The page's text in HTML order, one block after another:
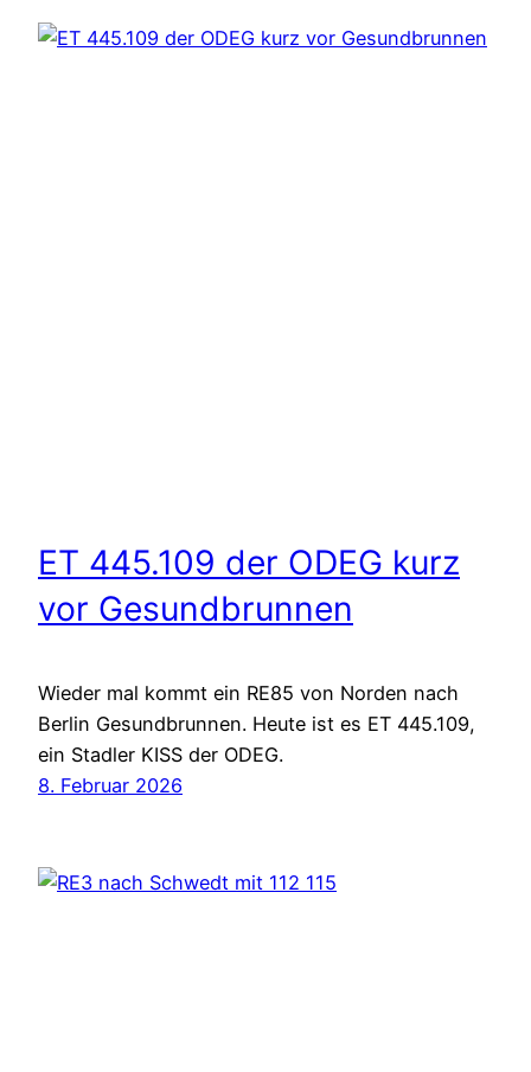
ET 445.109 der ODEG kurz
vor Gesundbrunnen
Wieder mal kommt ein RE85 von Norden nach
Berlin Gesundbrunnen. Heute ist es ET 445.109,
ein Stadler KISS der ODEG.
8. Februar 2026